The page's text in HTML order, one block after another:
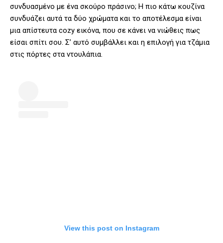
συνδυασμένο με ένα σκούρο πράσινο; Η πιο κάτω κουζίνα
συνδυάζει αυτά τα δύο χρώματα και το αποτέλεσμα είναι
μια απίστευτα cozy εικόνα, που σε κάνει να νιώθεις πως
είσαι σπίτι σου. Σ’ αυτό συμβάλλει και η επιλογή για τζάμια
στις πόρτες στα ντουλάπια.
View this post on Instagram